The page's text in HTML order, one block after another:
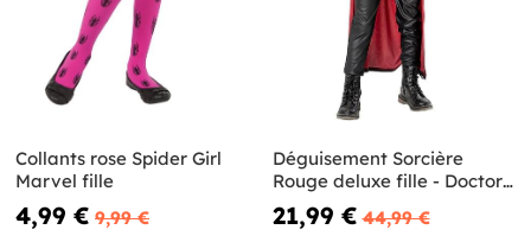
Collants rose Spider Girl
Marvel fille
4,99 € 9,99 €
Déguisement Sorcière
Rouge deluxe fille - Doctor
Strange 2
21,99 € 44,99 €